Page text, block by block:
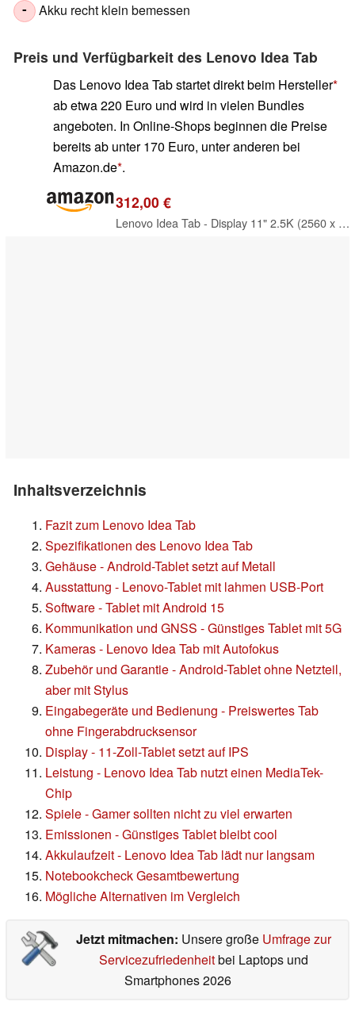
- Akku recht klein bemessen
Preis und Verfügbarkeit des Lenovo Idea Tab
Das Lenovo Idea Tab startet direkt beim Hersteller
ab etwa 220 Euro und wird in vielen Bundles
angeboten. In Online-Shops beginnen die Preise
bereits ab unter 170 Euro, unter anderen bei
Amazon.de .
312,00 €
Lenovo Idea Tab - Display 11" 2.5K (2560 x 1600) 90Hz, Prozessor Mediatek Dimenity 6300, RAM 8 GB, Speicher 256 GB, 5G, WiFi 5, Tablet Android 15, Tab Pen inklusive - Polar Blue
Inhaltsverzeichnis
Fazit zum Lenovo Idea Tab
Spezifikationen des Lenovo Idea Tab
Gehäuse - Android-Tablet setzt auf Metall
Ausstattung - Lenovo-Tablet mit lahmen USB-Port
Software - Tablet mit Android 15
Kommunikation und GNSS - Günstiges Tablet mit 5G
Kameras - Lenovo Idea Tab mit Autofokus
Zubehör und Garantie - Android-Tablet ohne Netzteil,
aber mit Stylus
Eingabegeräte und Bedienung - Preiswertes Tab
ohne Fingerabdrucksensor
Display - 11-Zoll-Tablet setzt auf IPS
Leistung - Lenovo Idea Tab nutzt einen MediaTek-
Chip
Spiele - Gamer sollten nicht zu viel erwarten
Emissionen - Günstiges Tablet bleibt cool
Akkulaufzeit - Lenovo Idea Tab lädt nur langsam
Notebookcheck Gesamtbewertung
Mögliche Alternativen im Vergleich
Jetzt mitmachen: Unsere große Umfrage zur
Servicezufriedenheitbei Laptops und
Smartphones 2026